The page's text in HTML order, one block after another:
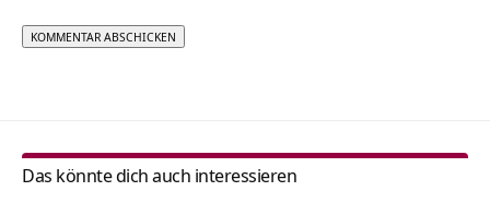
Das könnte dich auch interessieren